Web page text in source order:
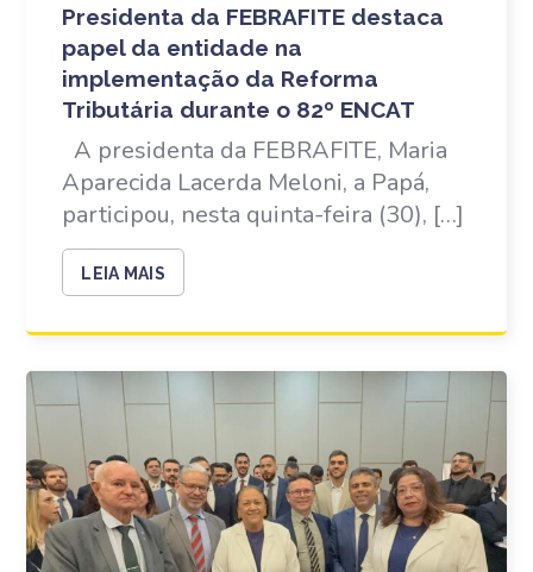
Presidenta da FEBRAFITE destaca
papel da entidade na
implementação da Reforma
Tributária durante o 82º ENCAT
A presidenta da FEBRAFITE, Maria
Aparecida Lacerda Meloni, a Papá,
participou, nesta quinta-feira (30), […]
LEIA MAIS